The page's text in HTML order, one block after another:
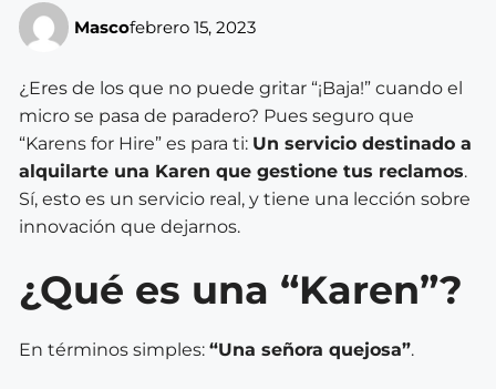
Mascofebrero 15, 2023
¿Eres de los que no puede gritar “¡Baja!” cuando el
micro se pasa de paradero? Pues seguro que
“Karens for Hire” es para ti: Un servicio destinado a
alquilarte una Karen que gestione tus reclamos.
Sí, esto es un servicio real, y tiene una lección sobre
innovación que dejarnos.
¿Qué es una “Karen”?
En términos simples: “Una señora quejosa”.